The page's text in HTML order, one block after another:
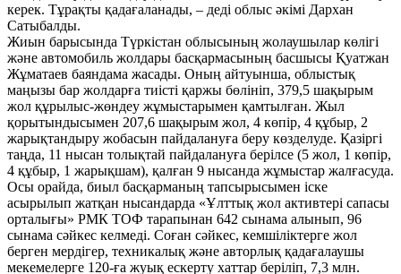
керек. Тұрақты қадағаланады, – деді облыс әкімі Дархан
Сатыбалды.
Жиын барысында Түркістан облысының жолаушылар көлігі
және автомобиль жолдары басқармасының басшысы Қуатжан
Жұматаев баяндама жасады. Оның айтуынша, облыстық
маңызы бар жолдарға тиісті қаржы бөлініп, 379,5 шақырым
жол құрылыс-жөндеу жұмыстарымен қамтылған. Жыл
қорытындысымен 207,6 шақырым жол, 4 көпір, 4 құбыр, 2
жарықтандыру жобасын пайдалануға беру көзделуде. Қазіргі
таңда, 11 нысан толықтай пайдалануға берілсе (5 жол, 1 көпір,
4 құбыр, 1 жарықшам), қалған 9 нысанда жұмыстар жалғасуда.
Осы орайда, биыл басқарманың тапсырысымен іске
асырылып жатқан нысандарда «Ұлттық жол активтері сапасы
орталығы» РМК ТОФ тарапынан 642 сынама алынып, 96
сынама сәйкес келмеді. Соған сәйкес, кемшіліктерге жол
берген мердігер, техникалық және авторлық қадағалаушы
мекемелерге 120-ға жуық ескерту хаттар беріліп, 7,3 млн.